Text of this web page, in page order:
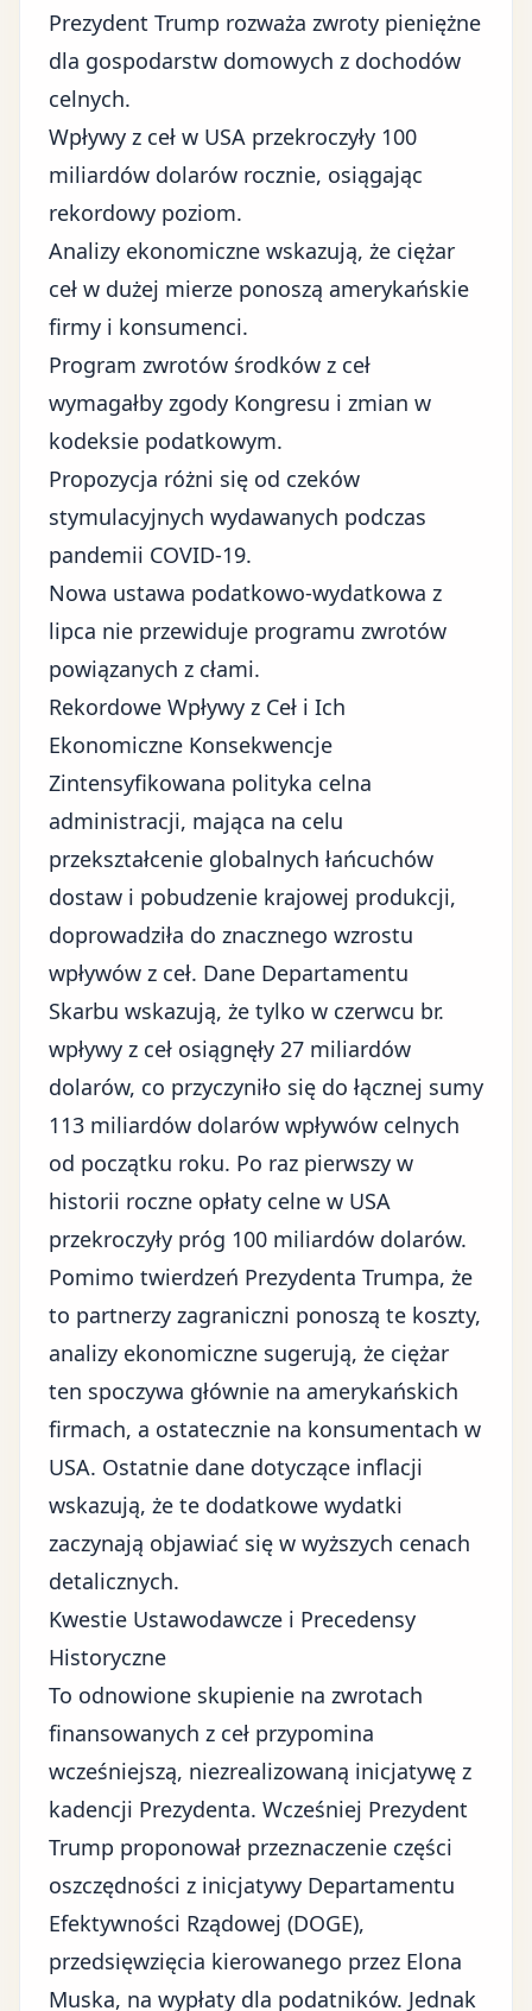
Prezydent Trump rozważa zwroty pieniężne
dla gospodarstw domowych z dochodów
celnych.
Wpływy z ceł w USA przekroczyły 100
miliardów dolarów rocznie, osiągając
rekordowy poziom.
Analizy ekonomiczne wskazują, że ciężar
ceł w dużej mierze ponoszą amerykańskie
firmy i konsumenci.
Program zwrotów środków z ceł
wymagałby zgody Kongresu i zmian w
kodeksie podatkowym.
Propozycja różni się od czeków
stymulacyjnych wydawanych podczas
pandemii COVID-19.
Nowa ustawa podatkowo-wydatkowa z
lipca nie przewiduje programu zwrotów
powiązanych z cłami.
Rekordowe Wpływy z Ceł i Ich
Ekonomiczne Konsekwencje
Zintensyfikowana polityka celna
administracji, mająca na celu
przekształcenie globalnych łańcuchów
dostaw i pobudzenie krajowej produkcji,
doprowadziła do znacznego wzrostu
wpływów z ceł. Dane Departamentu
Skarbu wskazują, że tylko w czerwcu br.
wpływy z ceł osiągnęły 27 miliardów
dolarów, co przyczyniło się do łącznej sumy
113 miliardów dolarów wpływów celnych
od początku roku. Po raz pierwszy w
historii roczne opłaty celne w USA
przekroczyły próg 100 miliardów dolarów.
Pomimo twierdzeń Prezydenta Trumpa, że
to partnerzy zagraniczni ponoszą te koszty,
analizy ekonomiczne sugerują, że ciężar
ten spoczywa głównie na amerykańskich
firmach, a ostatecznie na konsumentach w
USA. Ostatnie dane dotyczące inflacji
wskazują, że te dodatkowe wydatki
zaczynają objawiać się w wyższych cenach
detalicznych.
Kwestie Ustawodawcze i Precedensy
Historyczne
To odnowione skupienie na zwrotach
finansowanych z ceł przypomina
wcześniejszą, niezrealizowaną inicjatywę z
kadencji Prezydenta. Wcześniej Prezydent
Trump proponował przeznaczenie części
oszczędności z inicjatywy Departamentu
Efektywności Rządowej (DOGE),
przedsięwzięcia kierowanego przez Elona
Muska, na wypłaty dla podatników. Jednak